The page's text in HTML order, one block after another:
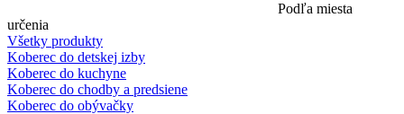
Podľa miesta
určenia
Všetky produkty
Koberec do detskej izby
Koberec do kuchyne
Koberec do chodby a predsiene
Koberec do obývačky